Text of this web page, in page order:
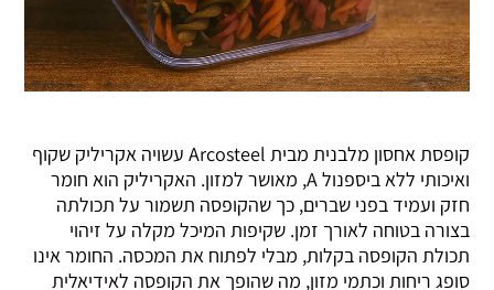
קופסת אחסון מלבנית מבית Arcosteel עשויה אקריליק שקוף
ואיכותי ללא ביספנול A, מאושר למזון. האקריליק הוא חומר
חזק ועמיד בפני שברים, כך שהקופסה תשמור על תכולתה
בצורה בטוחה לאורך זמן. שקיפות המיכל מקלה על זיהוי
תכולת הקופסה בקלות, מבלי לפתוח את המכסה. החומר אינו
סופג ריחות וכתמי מזון, מה שהופך את הקופסה לאידיאלית